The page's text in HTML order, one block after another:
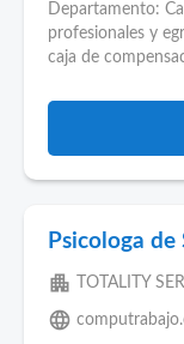
Departamento:
profesionales y
caja de
Psicologa
apartment TOTALITY
language